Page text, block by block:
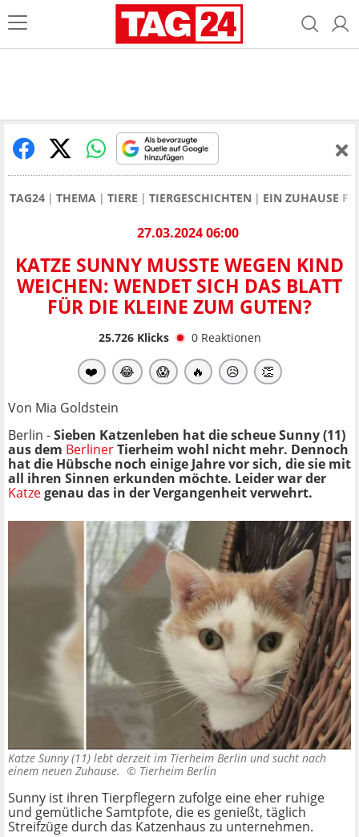
TAG24 THEMA TIERE TIERGESCHICHTEN EIN ZUHAUSE
27.03.2024 06:00
KATZE SUNNY MUSSTE WEGEN KIND
WEICHEN: WENDET SICH DAS BLATT
FÜR DIE KLEINE ZUM GUTEN?
25.726Klicks 0 Reaktionen
❤️ 😂 😱 🔥 😥 👏
Von Mia Goldstein
Berlin -Sieben Katzenleben hat die scheue Sunny (11)
aus dem BerlinerTierheim wohl nicht mehr. Dennoch
hat die Hübsche noch einige Jahre vor sich, die sie mit
all ihren Sinnen erkunden möchte. Leider war der
Katzegenau das in der Vergangenheit verwehrt.
Katze Sunny (11) lebt derzeit im Tierheim Berlin und sucht nach
einem neuen Zuhause. © Tierheim Berlin
Sunny ist ihren Tierpflegern zufolge eine eher ruhige
und gemütliche Samtpfote, die es genießt, täglich
Streifzüge durch das Katzenhaus zu unternehmen.